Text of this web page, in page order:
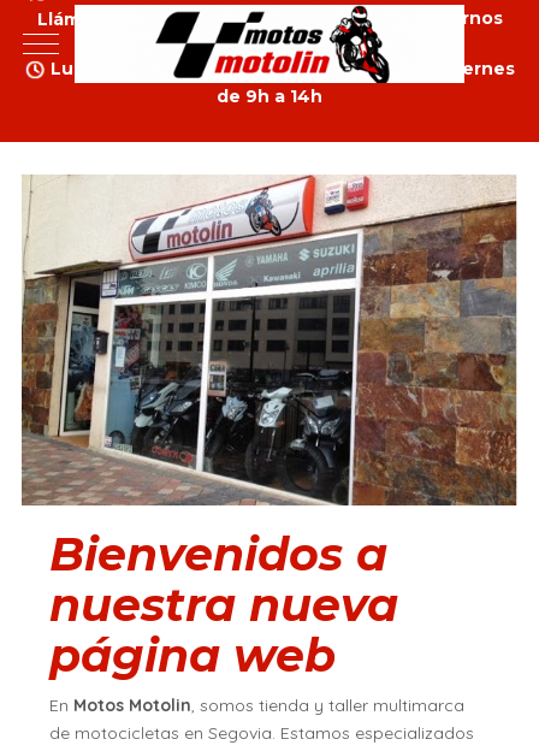
Mobile Menu Toggle
Llámenos al 921 43 43 42 Donde Localizarnos
Lunes a Jueves de 9h a 14h y 16.30h a 20h, Viernes
de 9h a 14h
Bienvenidos a
nuestra nueva
página web
En Motos Motolin, somos tienda y taller multimarca
de motocicletas en Segovia. Estamos especializados